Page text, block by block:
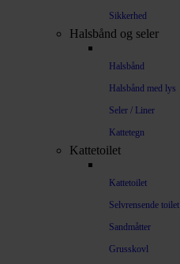
Sikkerhed
Halsbånd og seler
Halsbånd
Halsbånd med lys
Seler / Liner
Kattetegn
Kattetoilet
Kattetoilet
Selvrensende toilet
Sandmåtter
Grusskovl